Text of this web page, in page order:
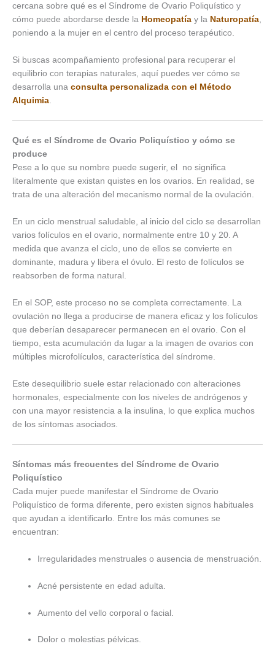
cercana sobre qué es el Síndrome de Ovario Poliquístico y
cómo puede abordarse desde la Homeopatía y la Naturopatía
poniendo a la mujer en el centro del proceso terapéutico.
Si buscas acompañamiento profesional para recuperar el
equilibrio con terapias naturales, aquí puedes ver cómo se
desarrolla una consulta personalizada con el Método
Alquimia
Qué es el Síndrome de Ovario Poliquístico y cómo se
produce
Pese a lo que su nombre puede sugerir, el no significa
literalmente que existan quistes en los ovarios. En realidad, se
trata de una alteración del mecanismo normal de la ovulación.
En un ciclo menstrual saludable, al inicio del ciclo se desarrollan
varios folículos en el ovario, normalmente entre 10 y 20. A
medida que avanza el ciclo, uno de ellos se convierte en
dominante, madura y libera el óvulo. El resto de folículos se
reabsorben de forma natural.
En el SOP, este proceso no se completa correctamente. La
ovulación no llega a producirse de manera eficaz y los folículos
que deberían desaparecer permanecen en el ovario. Con el
tiempo, esta acumulación da lugar a la imagen de ovarios con
múltiples microfolículos, característica del síndrome.
Este desequilibrio suele estar relacionado con alteraciones
hormonales, especialmente con los niveles de andrógenos y
con una mayor resistencia a la insulina, lo que explica muchos
de los síntomas asociados.
Síntomas más frecuentes del Síndrome de Ovario
Poliquístico
Cada mujer puede manifestar el Síndrome de Ovario
Poliquístico de forma diferente, pero existen signos habituales
que ayudan a identificarlo. Entre los más comunes se
encuentran:
Irregularidades menstruales o ausencia de menstruación.
Acné persistente en edad adulta.
Aumento del vello corporal o facial.
Dolor o molestias pélvicas.